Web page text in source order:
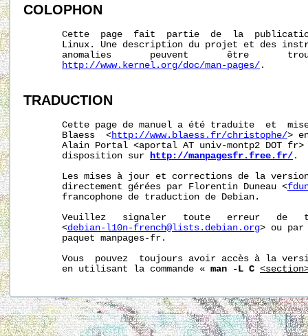
COLOPHON
Cette  page  fait  partie  de  la
Linux. Une description du projet et des
anomalies       peuvent       être
http://www.kernel.org/doc/man-pages/ .
TRADUCTION
Cette page de manuel a été traduite  et
       Blaess  <
http://www.blaess.fr/christophe/>
Alain Portal <aportal AT univ-montp2 DOT
       disposition sur
http://manpagesfr.free.fr/ .
Les mises à jour et corrections de la
       directement gérées par Florentin Duneau <
       francophone de traduction de Debian.
Veuillez   signaler   toute   erreur   de
       <
debian-l10n-french@lists.debian.org> ou par
       paquet manpages-fr.
Vous  pouvez  toujours avoir accès à la
       en utilisant la commande «
man -L C